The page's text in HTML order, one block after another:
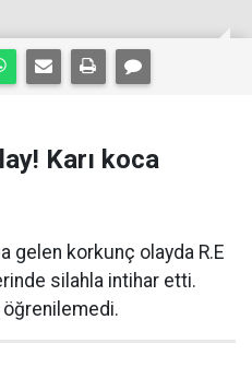
Karı koca
gelen korkunç olayda R.E
silahla intihar etti.